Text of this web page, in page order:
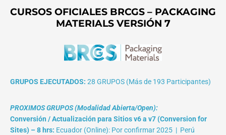
CURSOS OFICIALES BRCGS – PACKAGING
MATERIALS VERSIÓN 7
GRUPOS EJECUTADOS: 28 GRUPOS (Más de 193 Participantes)
PROXIMOS GRUPOS (Modalidad Abierta/Open):
Conversión / Actualización para Sitios v6 a v7 (Conversion for
Sites) – 8 hrs: Ecuador (Online): Por confirmar 2025 | Perú